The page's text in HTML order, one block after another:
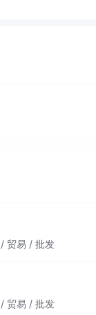
贸易 / 批发
贸易 / 批发